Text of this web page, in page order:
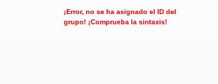
¡Error, no se ha asignado el ID del
grupo! ¡Comprueba la sintaxis!